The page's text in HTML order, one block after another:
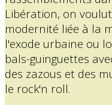
Libération, on
modernité liée à la
l'exode urbaine ou
bals-guinguettes
des zazous et des
le rock'n roll.